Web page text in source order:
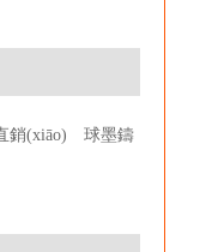
銷(xiāo) 球墨鑄